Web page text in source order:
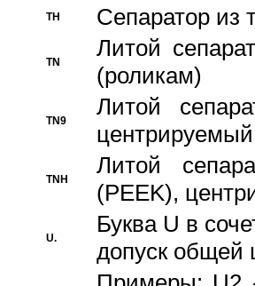
TH Сепаратор из
TN
Литой
(роликам)
TN9
Литой
TNH
Литой
(PEEK),
U.
Буква U в
допуск